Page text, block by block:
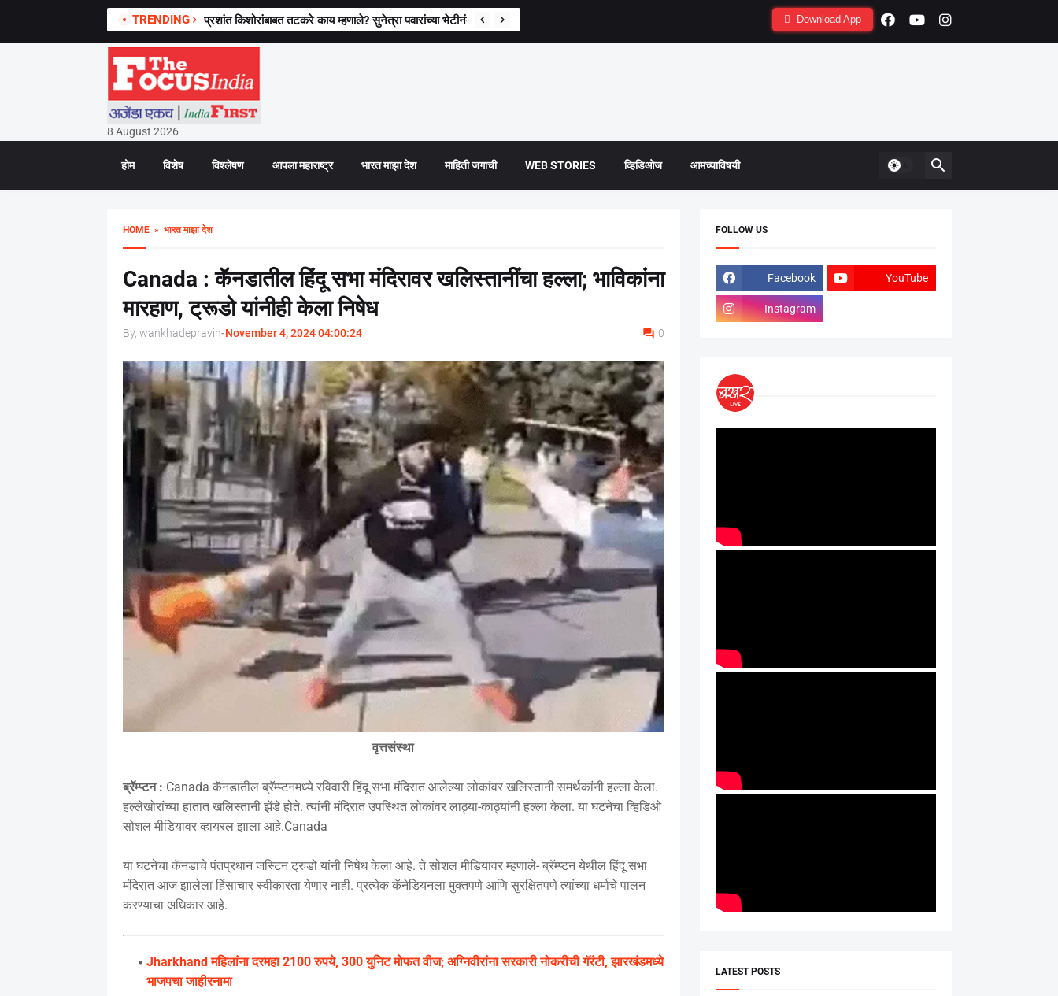
TRENDING प्रशांत किशोरांबाबत तटकरे काय म्हणाले? सुनेत्रा पवारांच्या भेटीनंतर पहिली प्रतिक्रिया Download App
8 August 2026
होम विशेष विश्लेषण आपला महाराष्ट्र भारत माझा देश माहिती जगाची WEB STORIES व्हिडिओज आमच्याविषयी
HOME» भारत माझा देश
Canada : कॅनडातील हिंदू सभा मंदिरावर खलिस्तानींचा हल्ला; भाविकांना
मारहाण, ट्रूडो यांनीही केला निषेध
By, wankhadepravin-November 4, 2024 04:00:24 0
वृत्तसंस्था
ब्रॅम्प्टन : Canada कॅनडातील ब्रॅम्प्टनमध्ये रविवारी हिंदू सभा मंदिरात आलेल्या लोकांवर खलिस्तानी समर्थकांनी हल्ला केला.
हल्लेखोरांच्या हातात खलिस्तानी झेंडे होते. त्यांनी मंदिरात उपस्थित लोकांवर लाठ्या-काठ्यांनी हल्ला केला. या घटनेचा व्हिडिओ
सोशल मीडियावर व्हायरल झाला आहे.Canada
या घटनेचा कॅनडाचे पंतप्रधान जस्टिन ट्रुडो यांनी निषेध केला आहे. ते सोशल मीडियावर म्हणाले- ब्रॅम्प्टन येथील हिंदू सभा
मंदिरात आज झालेला हिंसाचार स्वीकारता येणार नाही. प्रत्येक कॅनेडियनला मुक्तपणे आणि सुरक्षितपणे त्यांच्या धर्माचे पालन
करण्याचा अधिकार आहे.
Jharkhand महिलांना दरमहा 2100 रुपये, 300 युनिट मोफत वीज; अग्निवीरांना सरकारी नोकरीची गॅरंटी, झारखंडमध्ये
भाजपचा जाहीरनामा
FOLLOW US
Facebook YouTube
Instagram
LATEST POSTS